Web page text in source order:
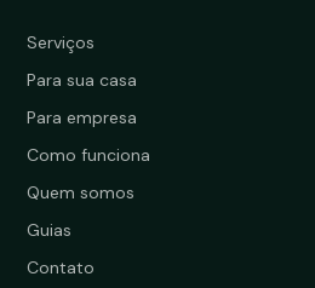
Serviços
Para sua casa
Para empresa
Como funciona
Quem somos
Guias
Contato